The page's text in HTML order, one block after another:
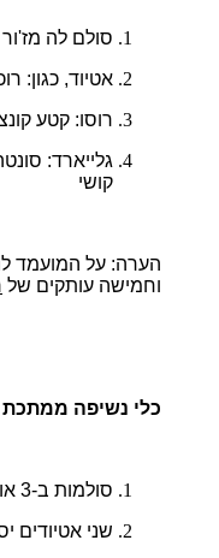
סולם לה
אטיוד, כגון:
רוסו: קטע
קושי
הערה: על המועמד
וחמישה עותקים של
כלי נשיפה ממתכת
סולמות ב-3 אוקטבות
שני אטיודים